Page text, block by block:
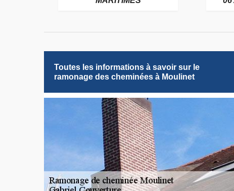
Toutes les informations à savoir sur le
ramonage des cheminées à Moulinet